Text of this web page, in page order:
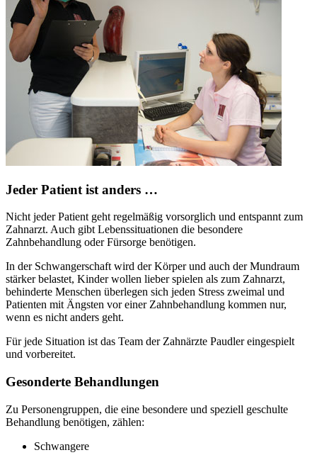
Jeder Patient ist anders …
Nicht jeder Patient geht regelmäßig vorsorglich und entspannt zum
Zahnarzt. Auch gibt Lebenssituationen die besondere
Zahnbehandlung oder Fürsorge benötigen.
In der Schwangerschaft wird der Körper und auch der Mundraum
stärker belastet, Kinder wollen lieber spielen als zum Zahnarzt,
behinderte Menschen überlegen sich jeden Stress zweimal und
Patienten mit Ängsten vor einer Zahnbehandlung kommen nur,
wenn es nicht anders geht.
Für jede Situation ist das Team der Zahnärzte Paudler eingespielt
und vorbereitet.
Gesonderte Behandlungen
Zu Personengruppen, die eine besondere und speziell geschulte
Behandlung benötigen, zählen:
Schwangere